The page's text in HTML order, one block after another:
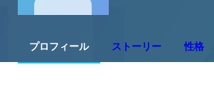
プロフィール ストーリー 性格